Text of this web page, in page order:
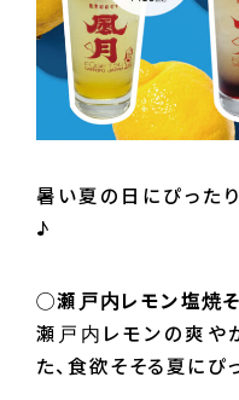
暑い夏の日にぴった
♪
◯瀬戸内レモン塩焼そ
瀬戸内レモンの爽や
た、食欲そそる夏にぴ